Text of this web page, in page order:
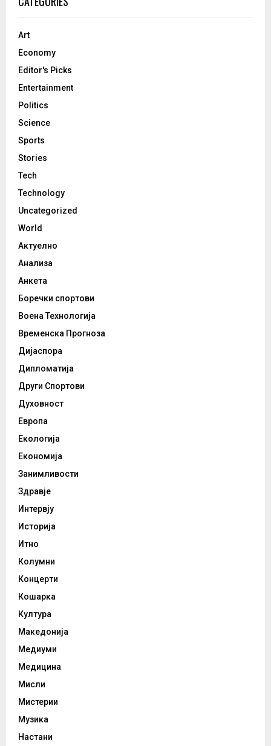
Art
Economy
Editor's Picks
Entertainment
Politics
Science
Sports
Stories
Tech
Technology
Uncategorized
World
Актуелно
Анализа
Анкета
Боречки спортови
Воена Технологија
Временска Прогноза
Дијаспора
Дипломатија
Други Спортови
Духовност
Европа
Екологија
Економија
Занимливости
Здравје
Интервју
Историја
Итно
Колумни
Концерти
Кошарка
Култура
Македонија
Медиуми
Медицина
Мисли
Мистерии
Музика
Настани